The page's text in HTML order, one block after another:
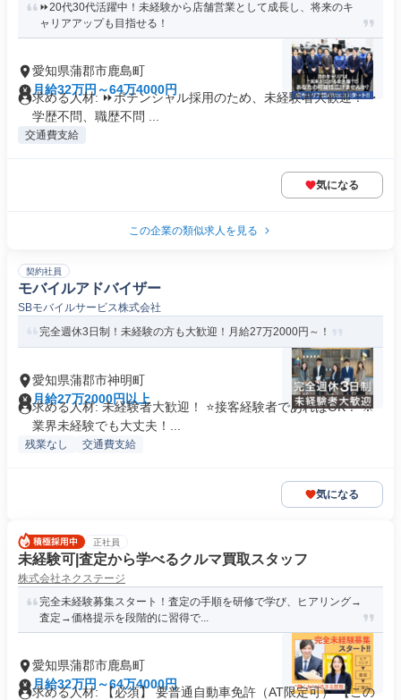
⏩️20代30代活躍中！未経験から店舗営業として成長し、将来のキ
ャリアアップも目指せる！
愛知県蒲郡市鹿島町
月給32万円～64万4000円
求める人材: ⏩️ポテンシャル採用のため、未経験者大歓迎！ ・
学歴不問、職歴不問 ...
交通費支給
気になる
この企業の類似求人を見る
契約社員
モバイルアドバイザー
SBモバイルサービス株式会社
完全週休3日制！未経験の方も大歓迎！月給27万2000円～！
愛知県蒲郡市神明町
月給27万2000円以上
求める人材: 未経験者大歓迎！ ⭐接客経験者であればOK！ ※
業界未経験でも大丈夫！...
残業なし 交通費支給
気になる
正社員
未経験可|査定から学べるクルマ買取スタッフ
株式会社ネクステージ
完全未経験募集スタート！査定の手順を研修で学び、ヒアリング→
査定→価格提示を段階的に習得で...
愛知県蒲郡市鹿島町
月給32万円～64万4000円
求める人材: 【必須】 要普通自動車免許（AT限定可） 【この